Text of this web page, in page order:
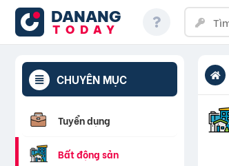
DANANG
TODAY
CHUYÊN MỤC
Tuyển dụng
Bất động sản